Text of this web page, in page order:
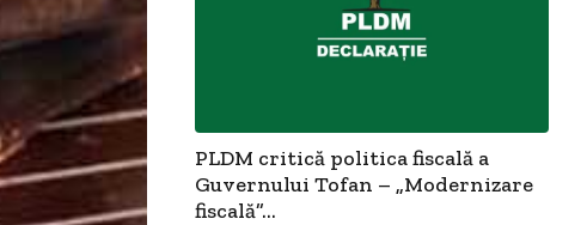
PLDM critică politica fiscală a
Guvernului Tofan – „Modernizare
fiscală”...